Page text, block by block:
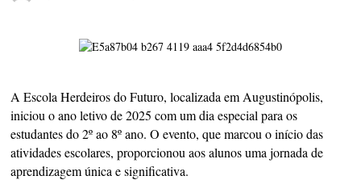
A Escola Herdeiros do Futuro, localizada em Augustinópolis,
iniciou o ano letivo de 2025 com um dia especial para os
estudantes do 2º ao 8º ano. O evento, que marcou o início das
atividades escolares, proporcionou aos alunos uma jornada de
aprendizagem única e significativa.